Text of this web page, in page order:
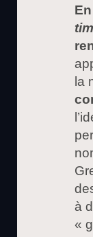
la
à
«